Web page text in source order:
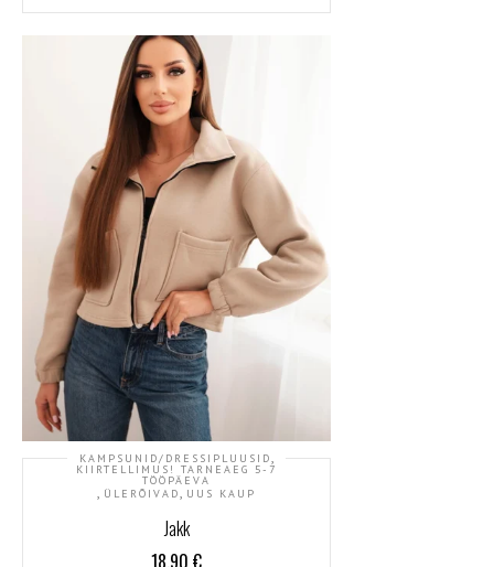
KAMPSUNID/DRESSIPLUUSID,
KIIRTELLIMUS! TARNEAEG 5-7
TÖÖPÄEVA
, ÜLERÕIVAD, UUS KAUP
Jakk
18.90 €